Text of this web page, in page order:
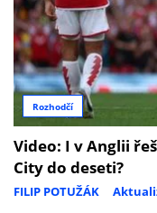
Rozhodčí
Video: I v Anglii
City do deseti?
FILIP POTUŽÁK